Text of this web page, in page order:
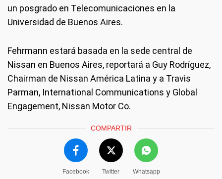
un posgrado en Telecomunicaciones en la
Universidad de Buenos Aires.
Fehrmann estará basada en la sede central de
Nissan en Buenos Aires, reportará a Guy Rodríguez,
Chairman de Nissan América Latina y a Travis
Parman, International Communications y Global
Engagement, Nissan Motor Co.
COMPARTIR
Facebook Twitter Whatsapp